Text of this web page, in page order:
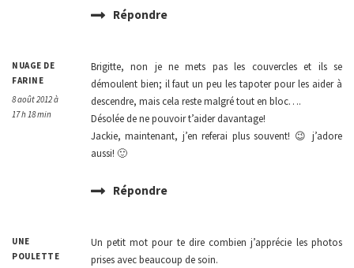
Répondre
NUAGE DE
FARINE
8 août 2012 à
17 h 18 min
Brigitte, non je ne mets pas les couvercles et ils se
démoulent bien; il faut un peu les tapoter pour les aider à
descendre, mais cela reste malgré tout en bloc….
Désolée de ne pouvoir t’aider davantage!
Jackie, maintenant, j’en referai plus souvent! 😉 j’adore
aussi! 🙂
Répondre
UNE
POULETTE
Un petit mot pour te dire combien j’apprécie les photos
prises avec beaucoup de soin.